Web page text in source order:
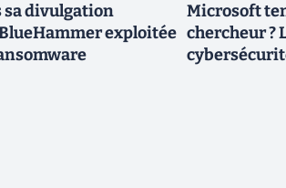
sa divulgation
exploitée
Microsoft
chercheur ?